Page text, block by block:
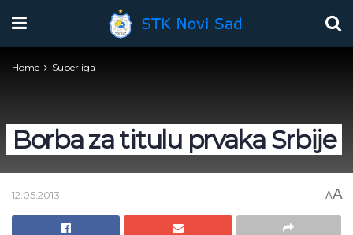
Home Superliga
Borba za titulu prvaka Srbije
12.05.2013. AA